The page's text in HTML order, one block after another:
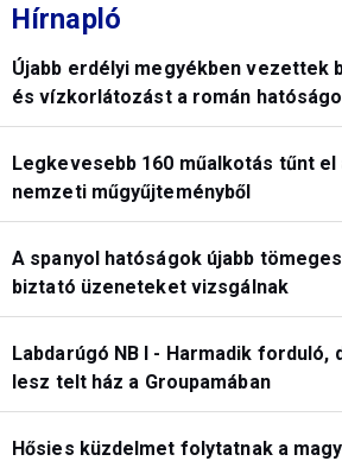
Hírnapló
Újabb erdélyi megyékben vezettek
és vízkorlátozást a román
Legkevesebb 160 műalkotás tűnt el
nemzeti műgyűjteményből
A spanyol hatóságok újabb
biztató üzeneteket vizsgálnak
Labdarúgó NB I - Harmadik forduló,
lesz telt ház a Groupamában
Hősies küzdelmet folytatnak a